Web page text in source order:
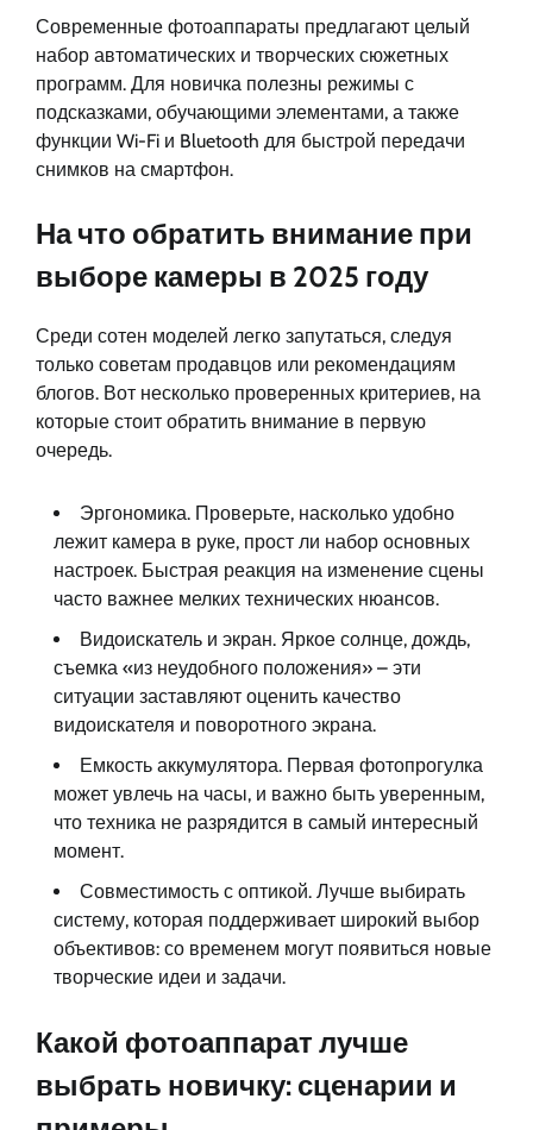
Современные фотоаппараты предлагают целый
набор автоматических и творческих сюжетных
программ. Для новичка полезны режимы с
подсказками, обучающими элементами, а также
функции Wi-Fi и Bluetooth для быстрой передачи
снимков на смартфон.
На что обратить внимание при
выборе камеры в 2025 году
Среди сотен моделей легко запутаться, следуя
только советам продавцов или рекомендациям
блогов. Вот несколько проверенных критериев, на
которые стоит обратить внимание в первую
очередь.
Эргономика. Проверьте, насколько удобно
лежит камера в руке, прост ли набор основных
настроек. Быстрая реакция на изменение сцены
часто важнее мелких технических нюансов.
Видоискатель и экран. Яркое солнце, дождь,
съемка «из неудобного положения» – эти
ситуации заставляют оценить качество
видоискателя и поворотного экрана.
Емкость аккумулятора. Первая фотопрогулка
может увлечь на часы, и важно быть уверенным,
что техника не разрядится в самый интересный
момент.
Совместимость с оптикой. Лучше выбирать
систему, которая поддерживает широкий выбор
объективов: со временем могут появиться новые
творческие идеи и задачи.
Какой фотоаппарат лучше
выбрать новичку: сценарии и